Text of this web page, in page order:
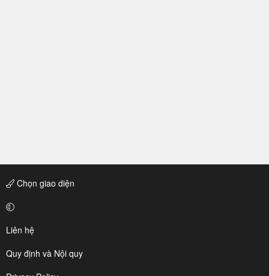
Chọn giao diện
Liên hệ
Quy định và Nội quy